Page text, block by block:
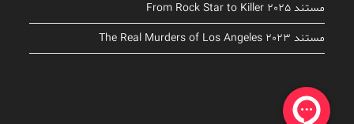
مستند From Rock Star to Killer 2025
مستند The Real Murders of Los Angeles 2023